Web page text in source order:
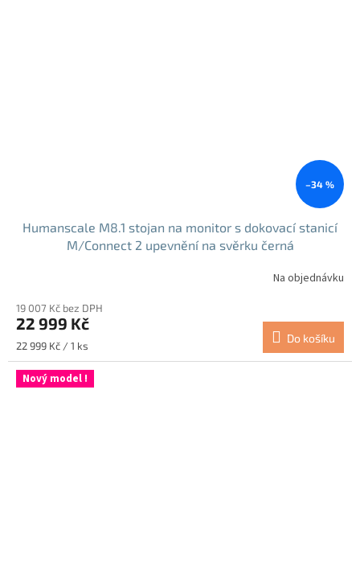
–34 %
Humanscale M8.1 stojan na monitor s dokovací stanicí
M/Connect 2 upevnění na svěrku černá
Na objednávku
19 007 Kč bez DPH
22 999 Kč
Měrná
cena:
22 999 Kč / 1 ks
Do košíku
Nový model !